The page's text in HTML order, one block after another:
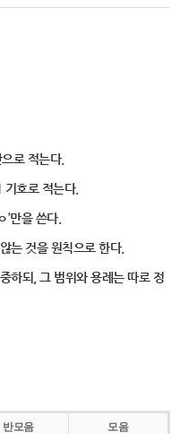
로 적는다.
호로 적는다.
’만을 쓴다.
는 것을 원칙으로 한다.
하되, 그 범위와 용례는 따로 정
반모음 모음